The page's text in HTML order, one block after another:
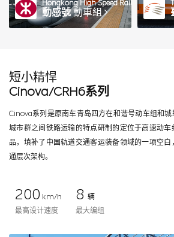
Hongkong High Speed Rail
動感號動車組
短小精悍
Cinova/CRH6系列
Cinova系列是原南车青岛四方在和谐号动车组和
城市群之间铁路运输的特点研制的定位于高速动
品，填补了中国轨道交通客运装备领域的一项空
通层次架构。
200 km/h
最高设计速度
8 辆
最大编组